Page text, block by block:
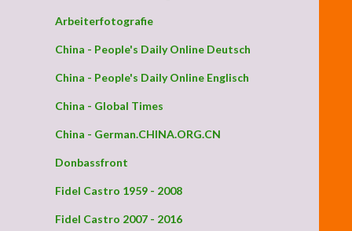
ÖSTERREICHISCHEN KANAL „REPORT24“ IN
Arbeiterfotografie
China - People's Daily Online Deutsch
China - People's Daily Online Englisch
China - Global Times
China - German.CHINA.ORG.CN
Donbassfront
Fidel Castro 1959 - 2008
Fidel Castro 2007 - 2016